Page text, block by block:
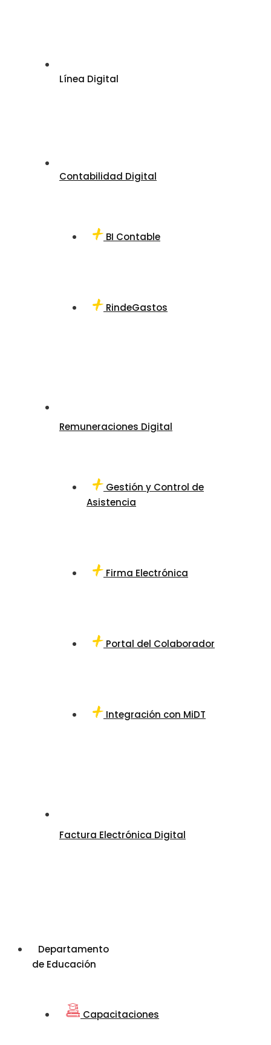
Línea Digital
Contabilidad Digital
BI Contable
RindeGastos
Remuneraciones Digital
Gestión y Control de
Asistencia
Firma Electrónica
Portal del Colaborador
Integración con MiDT
Factura Electrónica Digital
Departamento
de Educación
Capacitaciones